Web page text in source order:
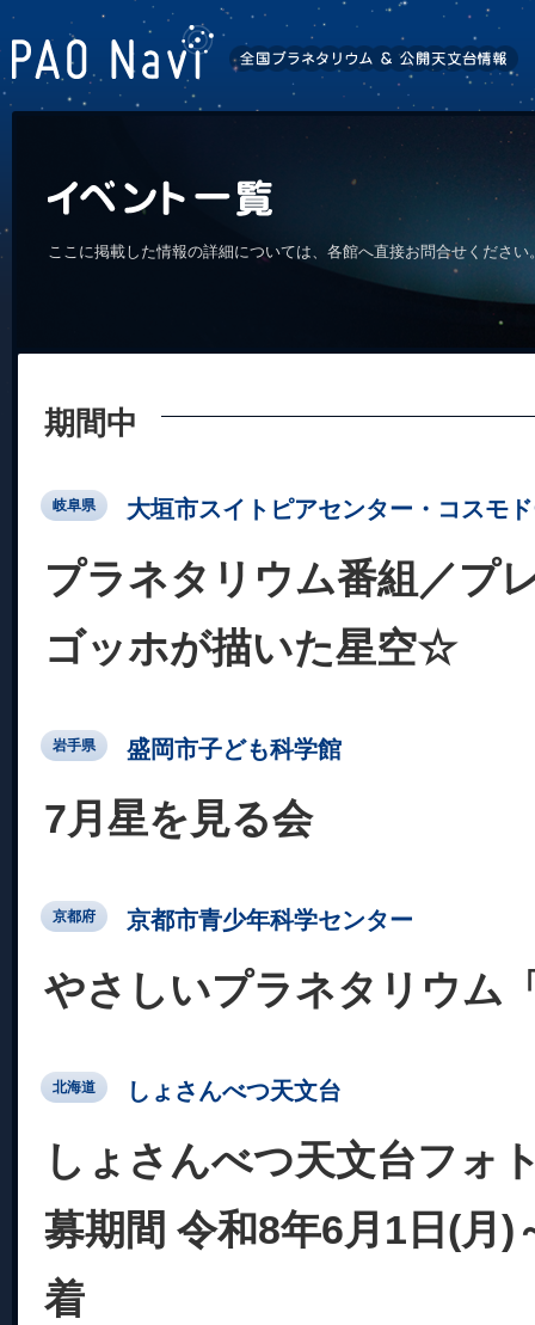
ここに掲載した情報の詳細については、各館へ直接お問合せくださ
期間中
岐阜県 大垣市スイトピアセンター・コスモ
プラネタリウム番組／
ゴッホが描いた星空☆
岩手県 盛岡市子ども科学館
7月星を見る会
京都府 京都市青少年科学センター
やさしいプラネタリウム
北海道 しょさんべつ天文台
しょさんべつ天文台フォ
募期間 令和8年6月1日(月)
着